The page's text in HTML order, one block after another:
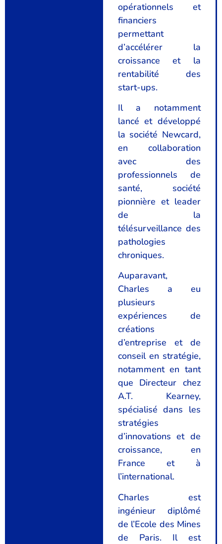
opérationnels et
financiers
permettant
d’accélérer la
croissance et la
rentabilité des
start-ups.
Il a notamment
lancé et développé
la société Newcard,
en collaboration
avec des
professionnels de
santé, société
pionnière et leader
de la
télésurveillance des
pathologies
chroniques.
Auparavant,
Charles a eu
plusieurs
expériences de
créations
d’entreprise et de
conseil en stratégie,
notamment en tant
que Directeur chez
A.T. Kearney,
spécialisé dans les
stratégies
d’innovations et de
croissance, en
France et à
l’international.
Charles est
ingénieur diplômé
de l’Ecole des Mines
de Paris. Il est